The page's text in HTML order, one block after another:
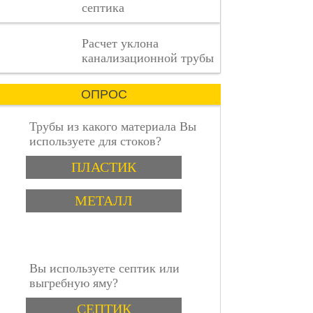
пошаговая инструкция
деталь
септика
Расчет уклона
канализационной трубы
ОПРОС
Трубы из какого материала Вы
используете для стоков?
ВариантыПЛАСТИК
МЕТАЛЛ
Вы используете септик или
выгребную яму?
ВариантыСЕПТИК